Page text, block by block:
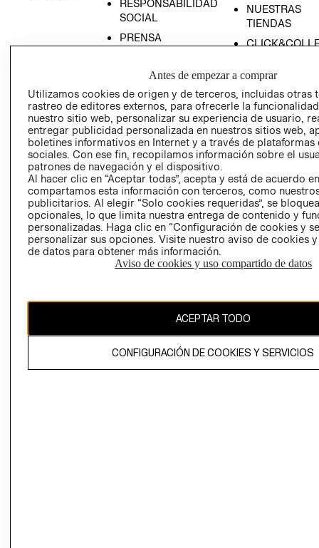
RESPONSABILIDAD
SOCIAL
PRENSA
INVERSIONISTAS
POLÍTICA
EMPRESARIAL
NUESTRAS
TIENDAS
TIENDA
TÉRMINOS Y
CONDICIONES
AVISO DE
PRIVACIDAD
GIFT CARD
AVISO DE
COOKIES
Antes de empezar a comprar
Utilizamos cookies de origen y de terceros, incluidas otras
rastreo de editores externos, para ofrecerle la
nuestro sitio web, personalizar su experiencia de usuario,
entregar publicidad personalizada en nuestros sitios web,
boletines informativos en Internet y a través de plataformas
sociales. Con ese fin, recopilamos información sobre el
patrones de navegación y el dispositivo.
Al hacer clic en “Aceptar todas”, acepta y está de acuerdo
compartamos esta información con terceros, como
publicitarios. Al elegir “Solo cookies requeridas”, se
opcionales, lo que limita nuestra entrega de contenido y
personalizadas. Haga clic en “Configuración de cookies y
personalizar sus opciones. Visite nuestro aviso de cookies
de datos para obtener más información.
Aviso de cookies y uso compartido de datos
ACEPTAR TODO
CONFIGURACIÓN DE COOKIES Y SERVICIOS